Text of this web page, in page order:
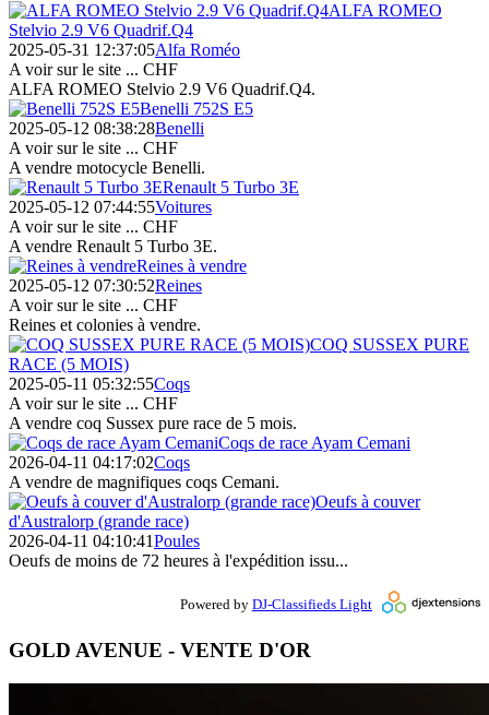
ALFA ROMEO
Stelvio 2.9 V6 Quadrif.Q4
2025-05-31 12:37:05Alfa Roméo
A voir sur le site ... CHF
ALFA ROMEO Stelvio 2.9 V6 Quadrif.Q4.
Benelli 752S E5
2025-05-12 08:38:28Benelli
A voir sur le site ... CHF
A vendre motocycle Benelli.
Renault 5 Turbo 3E
2025-05-12 07:44:55Voitures
A voir sur le site ... CHF
A vendre Renault 5 Turbo 3E.
Reines à vendre
2025-05-12 07:30:52Reines
A voir sur le site ... CHF
Reines et colonies à vendre.
COQ SUSSEX PURE
RACE (5 MOIS)
2025-05-11 05:32:55Coqs
A voir sur le site ... CHF
A vendre coq Sussex pure race de 5 mois.
Coqs de race Ayam Cemani
2026-04-11 04:17:02Coqs
A vendre de magnifiques coqs Cemani.
Oeufs à couver
d'Australorp (grande race)
2026-04-11 04:10:41Poules
Oeufs de moins de 72 heures à l'expédition issu...
Powered by DJ-Classifieds Light
GOLD AVENUE - VENTE D'OR